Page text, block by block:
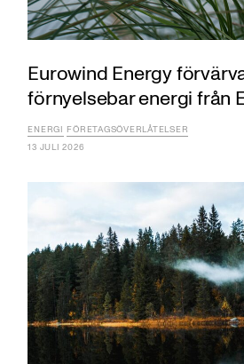
Eurowind Energy
förnyelsebar energi från
ENERGI FÖRETAGSÖVERLÅTELSER
13 JULI 2026